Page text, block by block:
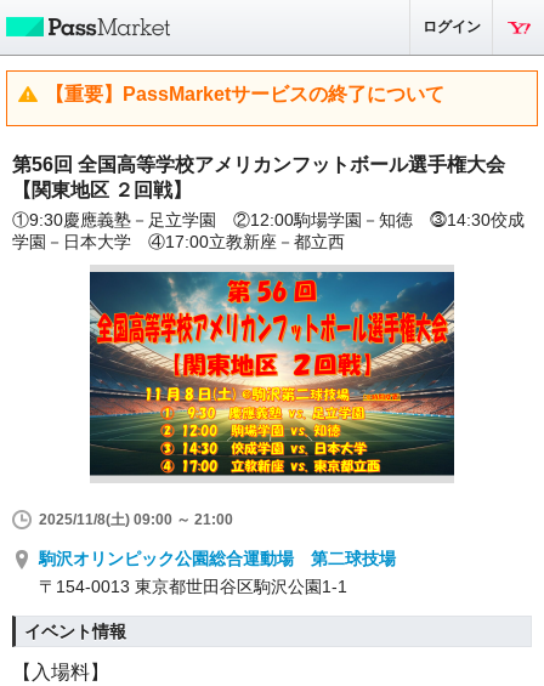
ログイン
【重要】PassMarketサービスの終了について
第56回 全国高等学校アメリカンフットボール選手権大会
【関東地区 ２回戦】
①9:30慶應義塾－足立学園 ②12:00駒場学園－知徳 ⓷14:30佼成
学園－日本大学 ④17:00立教新座－都立西
2025/11/8(土) 09:00 ～ 21:00
駒沢オリンピック公園総合運動場 第二球技場
〒154-0013 東京都世田谷区駒沢公園1-1
イベント情報
【入場料】